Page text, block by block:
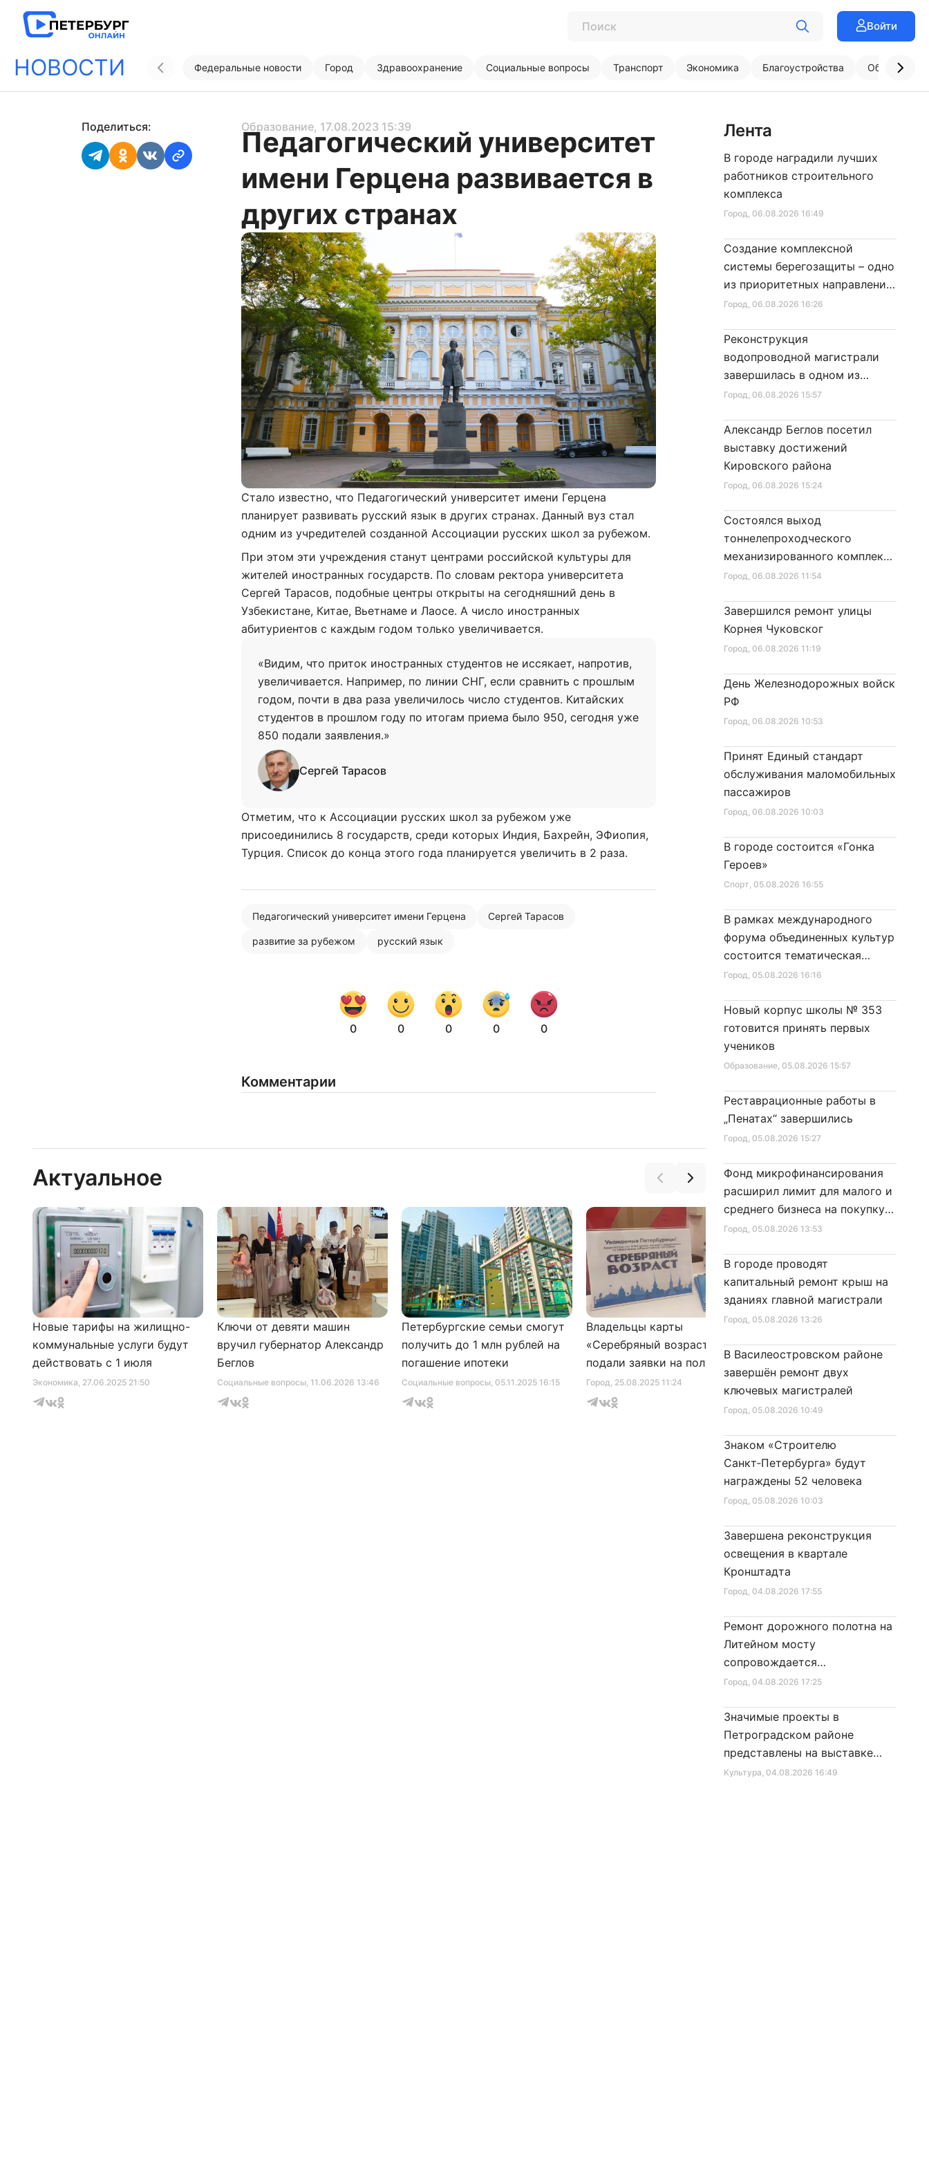
Войти
НОВОСТИ Федеральные новости Город Здравоохранение Социальные вопросы Транспорт Экономика Благоустройства
Поделиться: Образование, 17.08.2023 15:39
Педагогический университет
имени Герцена развивается в
других странах
Стало известно, что Педагогический университет имени Герцена
планирует развивать русский язык в других странах. Данный вуз стал
одним из учредителей созданной Ассоциации русских школ за рубежом.
При этом эти учреждения станут центрами российской культуры для
жителей иностранных государств. По словам ректора университета
Сергей Тарасов, подобные центры открыты на сегодняшний день в
Узбекистане, Китае, Вьетнаме и Лаосе. А число иностранных
абитуриентов с каждым годом только увеличивается.
«Видим, что приток иностранных студентов не иссякает, напротив,
увеличивается. Например, по линии СНГ, если сравнить с прошлым
годом, почти в два раза увеличилось число студентов. Китайских
студентов в прошлом году по итогам приема было 950, сегодня уже
850 подали заявления.»
Сергей Тарасов
Отметим, что к Ассоциации русских школ за рубежом уже
присоединились 8 государств, среди которых Индия, Бахрейн, ЭФиопия,
Турция. Список до конца этого года планируется увеличить в 2 раза.
Педагогический университет имени Герцена Сергей Тарасов
развитие за рубежом русский язык
0 0 0 0 0
Комментарии
Актуальное
Экономика, 27.06.2025 21:50
Новые тарифы на жилищно-
коммунальные услуги будут
действовать с 1 июля
Социальные вопросы, 11.06.2026 13:46
Ключи от девяти машин
вручил губернатор Александр
Беглов
Социальные вопросы, 05.11.2025 16:15
Петербургские семьи смогут
получить до 1 млн рублей на
погашение ипотеки
Город, 25.08.2025 11:24
Владельцы карты
«Серебряный возраст»
подали заявки на получение
сертификата для посещения
музеев
Город , 10.01.2026 16:46
Александр Беглов подписал
Закон «О внесении изменения
в Закон Санкт‑Петербурга
«Социальный кодекс
Санкт‑Петербурга»
Лента
Город, 06.08.2026 16:49
В городе наградили лучших
работников строительного
комплекса
Город, 06.08.2026 16:26
Создание комплексной
системы берегозащиты – одно
из приоритетных направлений
развития Петербурга
Город, 06.08.2026 15:57
Реконструкция
водопроводной магистрали
завершилась в одном из
районов города
Город, 06.08.2026 15:24
Александр Беглов посетил
выставку достижений
Кировского района
Город, 06.08.2026 11:54
Состоялся выход
тоннелепроходческого
механизированного комплекса
«Надежда» на поверхность
Город, 06.08.2026 11:19
Завершился ремонт улицы
Корнея Чуковског
Город, 06.08.2026 10:53
День Железнодорожных войск
РФ
Город, 06.08.2026 10:03
Принят Единый стандарт
обслуживания маломобильных
пассажиров
Спорт, 05.08.2026 16:55
В городе состоится «Гонка
Героев»
Город, 05.08.2026 16:16
В рамках международного
форума объединенных культур
состоится тематическая
секция
Образование, 05.08.2026 15:57
Новый корпус школы № 353
готовится принять первых
учеников
Город, 05.08.2026 15:27
Реставрационные работы в
„Пенатах“ завершились
Город, 05.08.2026 13:53
Фонд микрофинансирования
расширил лимит для малого и
среднего бизнеса на покупку
специальной техники
Город, 05.08.2026 13:26
В городе проводят
капитальный ремонт крыш на
зданиях главной магистрали
Город, 05.08.2026 10:49
В Василеостровском районе
завершён ремонт двух
ключевых магистралей
Город, 05.08.2026 10:03
Знаком «Строителю
Санкт‑Петербурга» будут
награждены 52 человека
Город, 04.08.2026 17:55
Завершена реконструкция
освещения в квартале
Кронштадта
Город, 04.08.2026 17:25
Ремонт дорожного полотна на
Литейном мосту
сопровождается
реставрационными работами
Культура, 04.08.2026 16:49
Значимые проекты в
Петроградском районе
представлены на выставке
достижений
соглашаетесь сполитикой конфиденциальности